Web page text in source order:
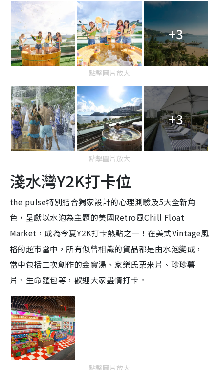
+3
點擊圖片放大
+3
點擊圖片放大
淺水灣Y2K打卡位
the pulse特別結合獨家設計的心理測驗及5大全新角
色，呈獻以水泡為主題的美國Retro風Chill Float
Market，成為今夏Y2K打卡熱點之一！在美式Vintage風
格的超市當中，所有似曾相識的貨品都是由水泡變成，
當中包括二次創作的金寶湯、家樂氏栗米片、珍珍薯
片、生命麵包等，歡迎大家盡情打卡。
點擊圖片放大